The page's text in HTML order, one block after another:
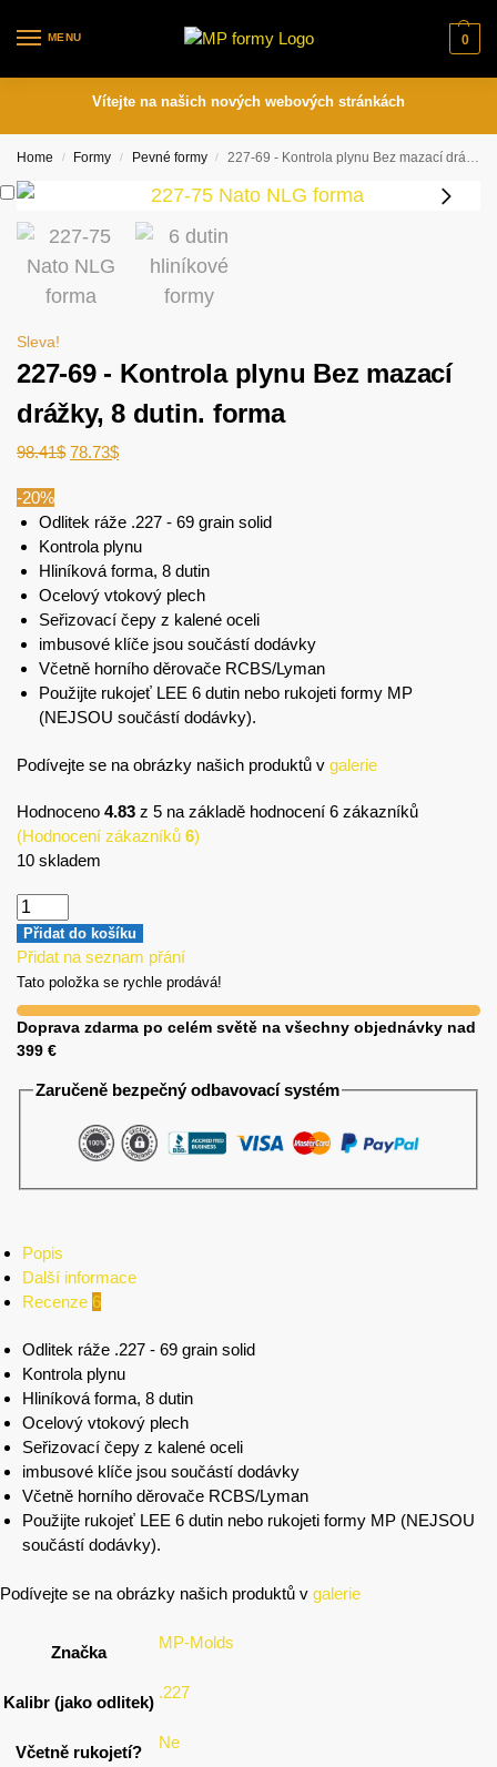
MENU 0
Vítejte na našich nových webových stránkách
Home / Formy / Pevné formy / 227-69 - Kontrola plynu Bez mazací drážky, 8 dutin. forma
Sleva!
227-69 - Kontrola plynu Bez mazací
drážky, 8 dutin. forma
98.41$ 78.73$
-20%
Odlitek ráže .227 - 69 grain solid
Kontrola plynu
Hliníková forma, 8 dutin
Ocelový vtokový plech
Seřizovací čepy z kalené oceli
imbusové klíče jsou součástí dodávky
Včetně horního děrovače RCBS/Lyman
Použijte rukojeť LEE 6 dutin nebo rukojeti formy MP
(NEJSOU součástí dodávky).
Podívejte se na obrázky našich produktů v galerie
Hodnoceno 4.83 z 5 na základě hodnocení 6 zákazníků
(Hodnocení zákazníků 6)
10 skladem
Přidat do košíku
Přidat na seznam přání
Tato položka se rychle prodává!
Doprava zdarma po celém světě na všechny objednávky nad
399 €
Zaručeně bezpečný odbavovací systém
Popis
Další informace
Recenze 6
Odlitek ráže .227 - 69 grain solid
Kontrola plynu
Hliníková forma, 8 dutin
Ocelový vtokový plech
Seřizovací čepy z kalené oceli
imbusové klíče jsou součástí dodávky
Včetně horního děrovače RCBS/Lyman
Použijte rukojeť LEE 6 dutin nebo rukojeti formy MP (NEJSOU
součástí dodávky).
Podívejte se na obrázky našich produktů v galerie
Značka
MP-Molds
Kalibr (jako odlitek)
.227
Včetně rukojetí?
Ne